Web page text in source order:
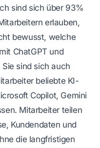
sind sich über 93%
erlauben,
bewusst, welche
ChatGPT und
sind sich auch
beliebte KI-
Copilot, Gemini
Mitarbeiter teilen
Kundendaten und
die langfristigen